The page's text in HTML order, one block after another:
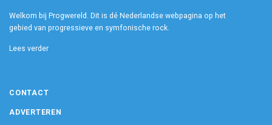
Welkom bij Progwereld. Dit is dé Nederlandse webpagina op het
gebied van progressieve en symfonische rock.
Lees verder
CONTACT
ADVERTEREN